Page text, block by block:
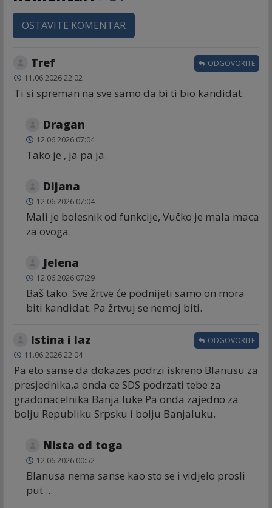
OSTAVITE KOMENTAR
Tref
11.06.2026 22:02
Ti si spreman na sve samo da bi ti bio kandidat.
ODGOVORITE
Dragan
12.06.2026 07:04
Tako je , ja pa ja.
Dijana
12.06.2026 07:04
Mali je bolesnik od funkcije, Vučko je mala maca
za ovoga.
Jelena
12.06.2026 07:29
Baš tako. Sve žrtve će podnijeti samo on mora
biti kandidat. Pa žrtvuj se nemoj biti.
Istina i laz
11.06.2026 22:04
Pa eto sanse da dokazes podrzi iskreno Blanusu za
presjednika,a onda ce SDS podrzati tebe za
gradonacelnika Banja luke Pa onda zajedno za
bolju Republiku Srpsku i bolju Banjaluku.
ODGOVORITE
Nista od toga
12.06.2026 00:52
Blanusa nema sanse kao sto se i vidjelo prosli
put ...